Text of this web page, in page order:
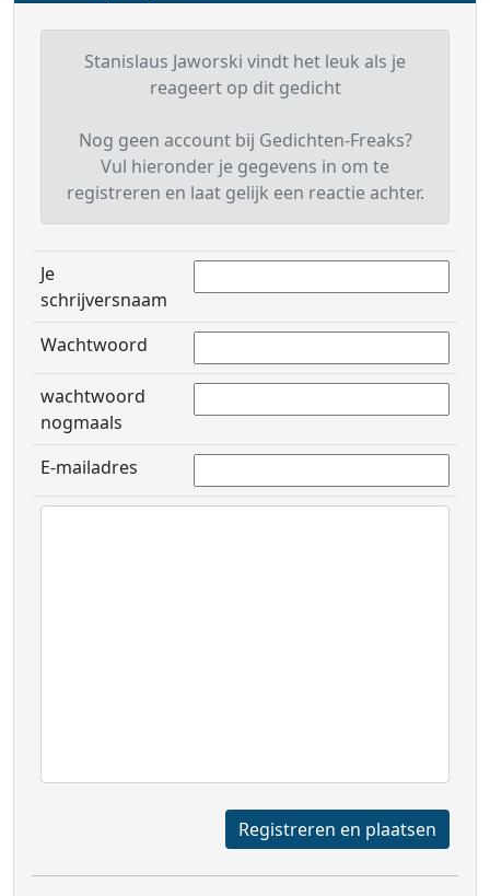
Stanislaus Jaworski vindt het leuk als je
reageert op dit gedicht
Nog geen account bij Gedichten-Freaks?
Vul hieronder je gegevens in om te
registreren en laat gelijk een reactie achter.
Je
schrijversnaam
Wachtwoord
wachtwoord
nogmaals
E-mailadres
Registreren en plaatsen